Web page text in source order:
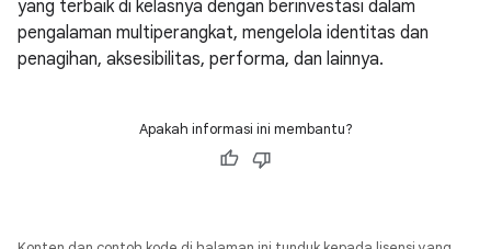
yang terbaik di kelasnya dengan berinvestasi dalam
pengalaman multiperangkat, mengelola identitas dan
penagihan, aksesibilitas, performa, dan lainnya.
Apakah informasi ini membantu?